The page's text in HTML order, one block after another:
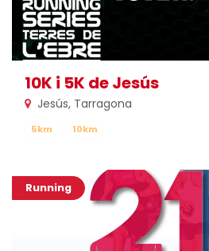
10K i 5K de Jesús
Jesús, Tarragona
5km 10km
Running